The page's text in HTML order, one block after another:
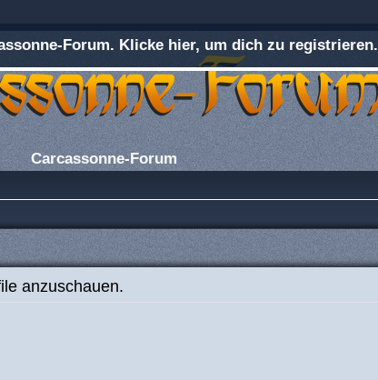
Forum. Klicke hier, um dich zu registrieren.
Carcassonne-Forum
anzuschauen.